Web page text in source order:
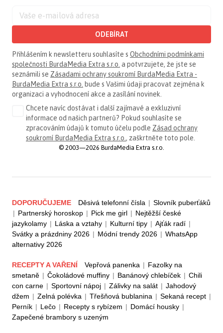
ODEBÍRAT
Přihlášením k newsletteru souhlasíte s Obchodními podmínkami
společnosti BurdaMedia Extra s.r.o. a potvrzujete, že jste se
seznámili se Zásadami ochrany soukromí BurdaMedia Extra -
BurdaMedia Extra s.r.o. bude s Vašimi údaji pracovat zejména k
organizaci a vyhodnocení akce a zasílání novinek.
Chcete navíc dostávat i další zajímavé a exkluzivní
informace od našich partnerů? Pokud souhlasíte se
zpracováním údajů k tomuto účelu podle Zásad ochrany
soukromí BurdaMedia Extra s.r.o., zaškrtněte toto pole.
© 2003—2026 BurdaMedia Extra s.r.o.
DOPORUČUJEME Děsivá telefonní čísla | Slovník puberťáků
| Partnerský horoskop | Pick me girl | Nejtěžší české
jazykolamy | Láska a vztahy | Kulturní tipy | Ajťák radí |
Svátky a prázdniny 2026 | Módní trendy 2026 | WhatsApp
alternativy 2026
RECEPTY A VAŘENÍ Vepřová panenka | Fazolky na
smetaně | Čokoládové muffiny | Banánový chlebíček | Chili
con carne | Sportovní nápoj | Zálivky na salát | Jahodový
džem | Zelná polévka | Třešňová bublanina | Sekaná recept |
Perník | Lečo | Recepty s rybízem | Domácí housky |
Zapečené brambory s uzeným